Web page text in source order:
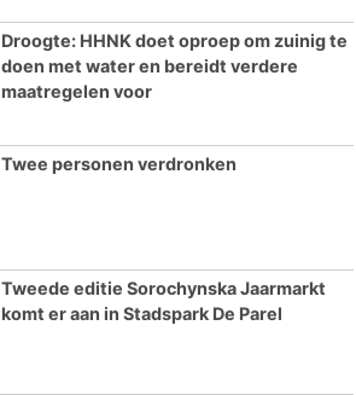
Droogte: HHNK doet oproep om zuinig te
doen met water en bereidt verdere
maatregelen voor
Twee personen verdronken
Tweede editie Sorochynska Jaarmarkt
komt er aan in Stadspark De Parel